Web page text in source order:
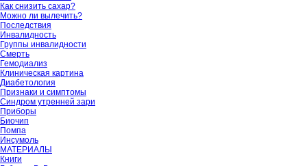
Как снизить сахар?
Можно ли вылечить?
Последствия
Инвалидность
Группы инвалидности
Смерть
Гемодиализ
Клиническая картина
Диабетология
Признаки и симптомы
Синдром утренней зари
Приборы
Биочип
Помпа
Инсумоль
МАТЕРИАЛЫ
Книги